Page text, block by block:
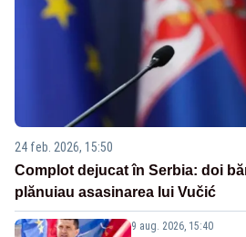
24 feb. 2026, 15:50
Complot dejucat în Serbia: doi
plănuiau asasinarea lui Vučić
9 aug. 2026, 15:40